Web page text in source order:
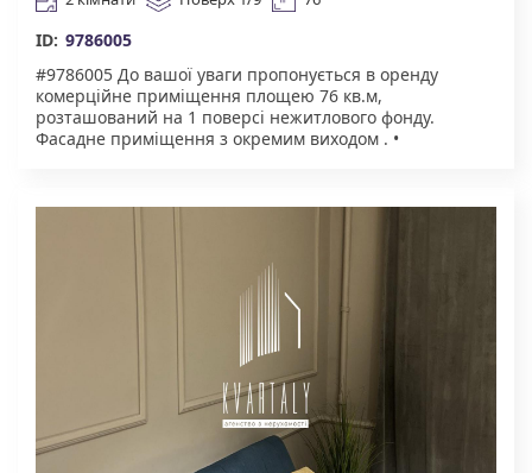
ID: 9786005
#9786005 До вашої уваги пропонується в оренду
комерційне приміщення площею 76 кв.м,
розташований на 1 поверсі нежитлового фонду.
Фасадне приміщення з окремим виходом . •
зоомагазин, пиво, салон краси і т.д. Агентство
ціною. Підтримка на всіх етапах угоди. Ми гарантуємо,
що ви залишитеся задоволені співпрацею! Комісія
50% за фактом підписання договору.